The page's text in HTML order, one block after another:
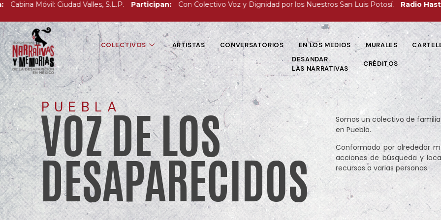
Móvil: Ciudad Valles, S.L.P. Participan: Con Colectivo Voz y Dignidad por los Nuestros San Luis Potosí. Radio Hasta
COLECTIVOS ARTISTAS CONVERSATORIOS EN LOS MEDIOS MURALES
DESANDAR
LAS NARRATIVAS
CRÉDITOS
PUEBLA
VOZ DE LOS
DESAPARECIDOS
Somos un colectivo de
en Puebla.
Conformado por alrededor
acciones de búsqueda y
recursos a varias personas.